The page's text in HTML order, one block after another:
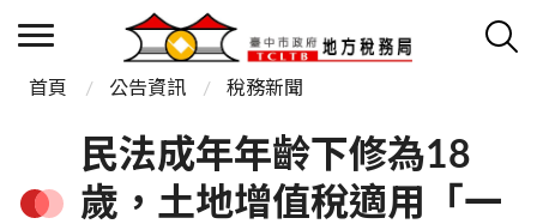
首頁 公告資訊 稅務新聞
民法成年年齡下修為18
歲，土地增值稅適用「一